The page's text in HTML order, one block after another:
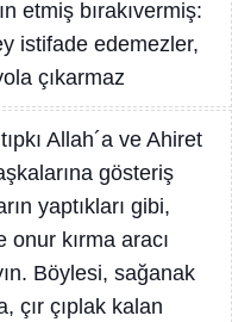
etmiş bırakıvermiş:
istifade edemezler,
çıkarmaz
Allah´a ve Ahiret
gösteriş
yaptıkları gibi,
onur kırma aracı
Böylesi, sağanak
çır çıplak kalan